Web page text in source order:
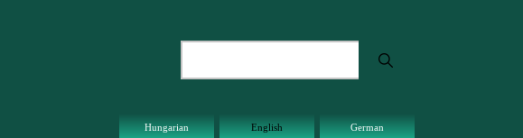
Hungarian English German